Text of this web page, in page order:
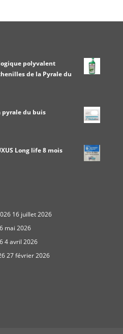
polyvalent
de la Pyrale du
pyrale du buis
Long life 8 mois
16 juillet 2026
6 mai 2026
4 avril 2026
27 février 2026